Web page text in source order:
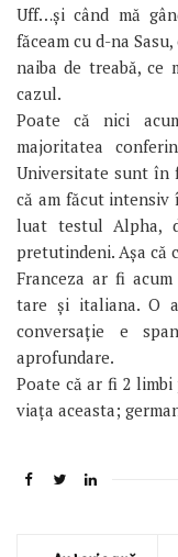
Uff…și când mă
făceam cu d-na
naiba de treabă, ce
cazul.
Poate că nici
majoritatea
Universitate sunt în
că am făcut intensiv
luat testul Alpha,
pretutindeni. Așa că
Franceza ar fi
tare și italiana. O
conversație e
aprofundare.
Poate că ar fi 2
viața aceasta;